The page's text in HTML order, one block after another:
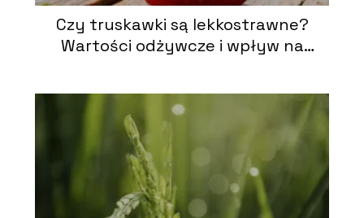
Czy truskawki są lekkostrawne?
Wartości odżywcze i wpływ na